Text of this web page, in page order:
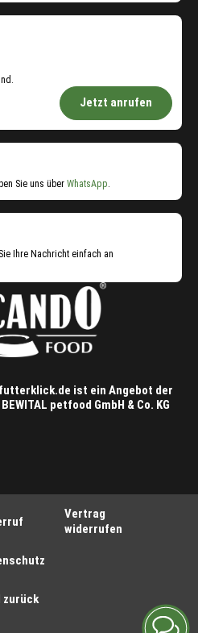
Jetzt anrufen
Sie uns über WhatsApp
Ihre Nachricht einfach an
futterklick.de ist ein Angebot der
BEWITAL petfood GmbH & Co. KG
zurück
Vertrag
widerrufen